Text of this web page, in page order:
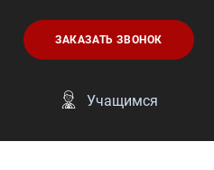
ЗАКАЗАТЬ ЗВОНОК
Учащимся